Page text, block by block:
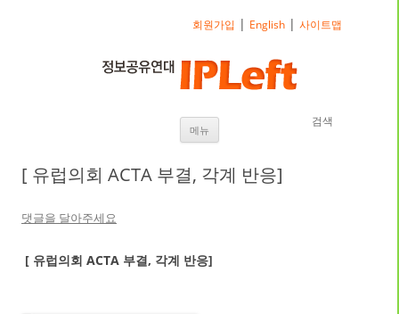
메뉴 내용으로 바로가기검색
회원가입 | English |사이트맵
[ 유럽의회 ACTA 부결, 각계 반응]
댓글을 달아주세요
[ 유럽의회 ACTA 부결, 각계 반응]